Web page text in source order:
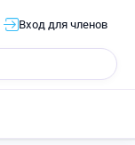
Вход для членов